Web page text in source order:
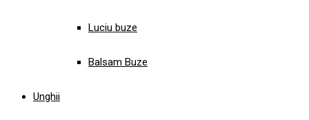
Luciu buze
Balsam Buze
Unghii